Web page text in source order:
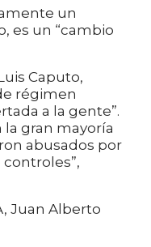
un
es un “cambio
Caputo,
régimen
a la gente”.
la gran mayoría
abusados por
Juan Alberto